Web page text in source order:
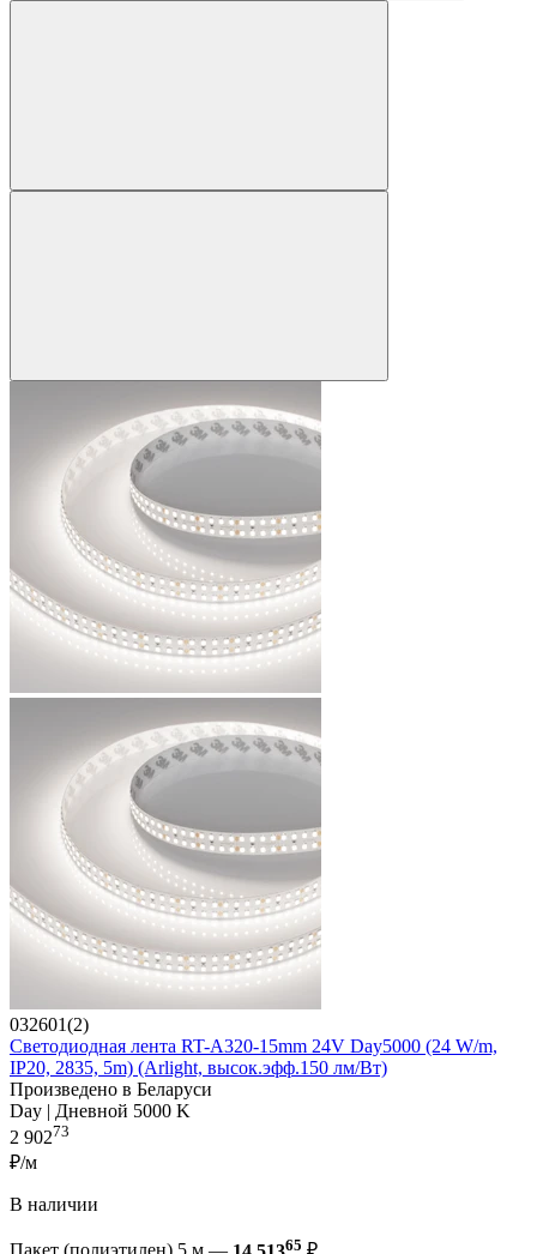
032601(2)
Светодиодная лента RT-A320-15mm 24V Day5000 (24 W/m,
IP20, 2835, 5m) (Arlight, высок.эфф.150 лм/Вт)
Произведено в Беларуси
Day | Дневной 5000 K
2 90273
₽/м
В наличии
65